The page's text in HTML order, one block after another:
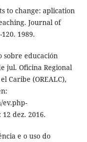
to change: aplication
Journal of
1989.
sobre educación
jul. Oficina Regional
Caribe (OREALC),
ev.php-
12 dez. 2016.
e o uso do